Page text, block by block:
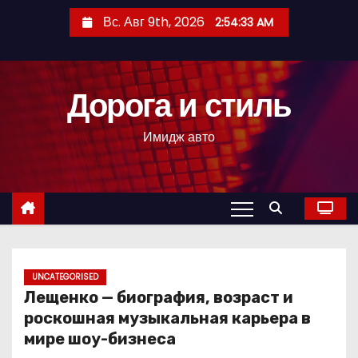
с
Вс. Авг 9th, 2026 2:54:35 AM
Дорога и стиль
Имидж авто
UNCATEGORISED
Лещенко — биография, возраст и
роскошная музыкальная карьера в
мире шоу-бизнеса